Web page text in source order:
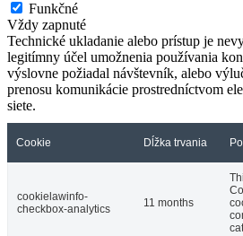
Funkčné
Vždy zapnuté
Technické ukladanie alebo prístup je
legitímny účel umožnenia používania
výslovne požiadal návštevník, alebo
prenosu komunikácie prostredníctvom
siete.
Cookie Dĺžka trvania
cookielawinfo-
checkbox-analytics
11 months